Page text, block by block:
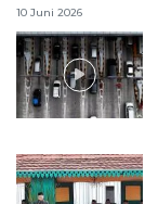
10 Juni 2026